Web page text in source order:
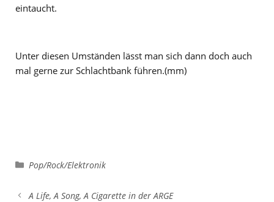
eintaucht.
Unter diesen Umständen lässt man sich dann doch auch
mal gerne zur Schlachtbank führen.(mm)
Kategorien
Pop/Rock/Elektronik
A Life, A Song, A Cigarette in der ARGE